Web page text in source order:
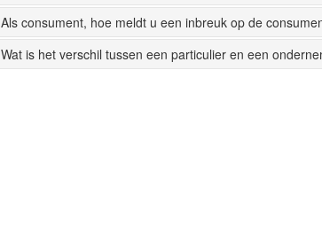
Als consument, hoe meldt u een inbreuk op de
Wat is het verschil tussen een particulier en een